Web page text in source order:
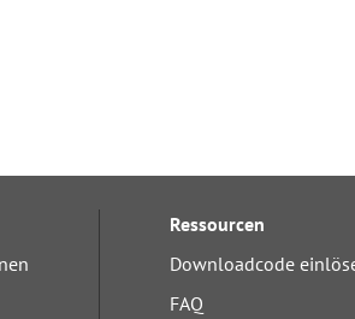
Ressourcen
Downloadcode
FAQ